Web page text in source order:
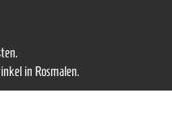
in Rosmalen.